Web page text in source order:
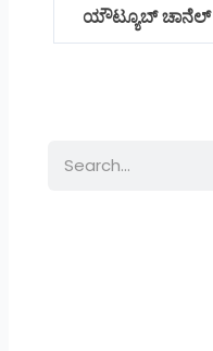
ಯೌಟ್ಯೂಬ್ ಚಾನೆಲ್
Search